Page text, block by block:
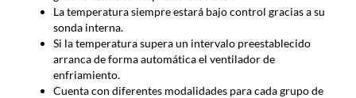
La temperatura siempre estará bajo control gracias a su
sonda interna.
Si la temperatura supera un intervalo preestablecido
arranca de forma automática el ventilador de
enfriamiento.
Cuenta con diferentes modalidades para cada grupo de